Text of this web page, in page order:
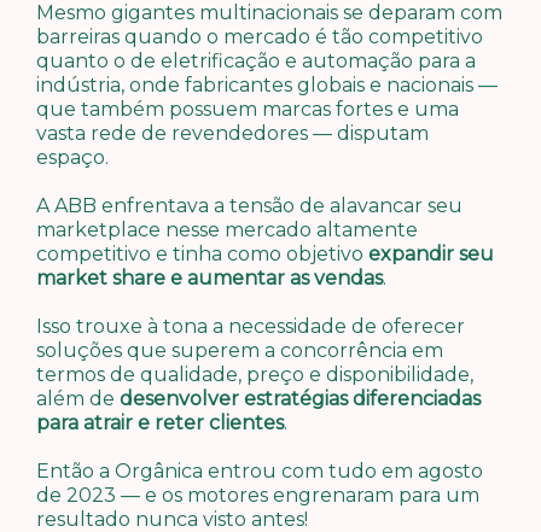
Mesmo gigantes multinacionais se deparam com
barreiras quando o mercado é tão competitivo
quanto o de eletrificação e automação para a
indústria, onde fabricantes globais e nacionais —
que também possuem marcas fortes e uma
vasta rede de revendedores — disputam
espaço.
A ABB enfrentava a tensão de alavancar seu
marketplace nesse mercado altamente
competitivo e tinha como objetivo expandir seu
market share e aumentar as vendas.
Isso trouxe à tona a necessidade de oferecer
soluções que superem a concorrência em
termos de qualidade, preço e disponibilidade,
além de desenvolver estratégias diferenciadas
para atrair e reter clientes.
Então a Orgânica entrou com tudo em agosto
de 2023 — e os motores engrenaram para um
resultado nunca visto antes!